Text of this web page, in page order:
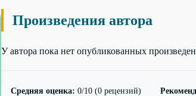
Произведения автора
У автора пока нет опубликованных
Средняя оценка: 0/10 (0 рецензий)